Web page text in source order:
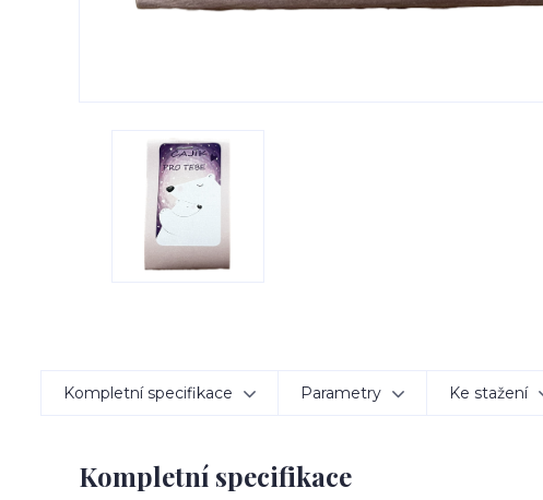
Kompletní specifikace Parametry Ke stažení
Kompletní specifikace